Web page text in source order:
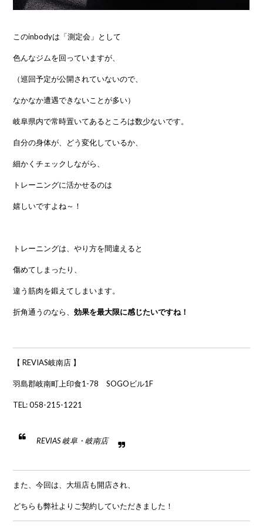
このinbodyは「測定会」として
色んなジムを回っていますが、
（巡回予定が公開されていないので、
なかなか遭遇できないことが多い）
岐阜県内で常時置いてあるところは数少ないです。
自分の身体が、どう変化しているか、
細かくチェックしながら、
トレーニングに活かせるのは
嬉しいですよね～！
トレーニングは、やり方を間違えると
傷めてしまったり、
違う筋肉を鍛えてしまいます。
折角通うのなら、効果を最大限に感じたいですね！
【 REVIAS岐南店 】
羽島郡岐南町上印食1-78 SOGOビル1F
TEL:058-215-1221
REVIAS 岐阜・岐南店
また、今回は、大垣店も開店され、
どちらも弊社よりご契約していただきました！